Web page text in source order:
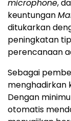
microphone,
keuntungan
ditukarkan
peningkatan
perencanaan
Sebagai
menghadirkan
Dengan
otomatis